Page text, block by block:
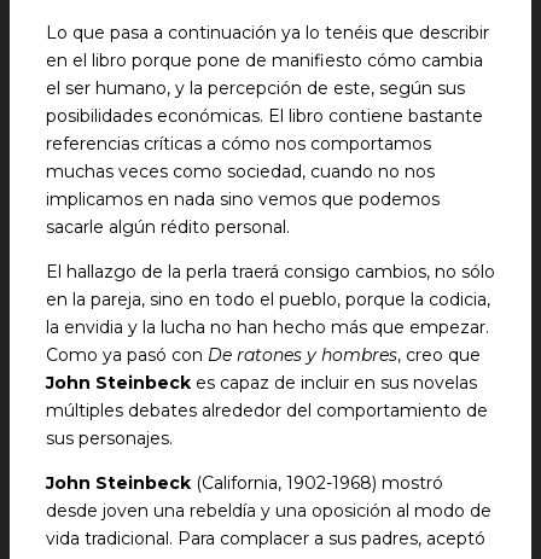
Lo que pasa a continuación ya lo tenéis que describir
en el libro porque pone de manifiesto cómo cambia
el ser humano, y la percepción de este, según sus
posibilidades económicas. El libro contiene bastante
referencias críticas a cómo nos comportamos
muchas veces como sociedad, cuando no nos
implicamos en nada sino vemos que podemos
sacarle algún rédito personal.
El hallazgo de la perla traerá consigo cambios, no sólo
en la pareja, sino en todo el pueblo, porque la codicia,
la envidia y la lucha no han hecho más que empezar.
Como ya pasó con De ratones y hombres, creo que
John Steinbeck es capaz de incluir en sus novelas
múltiples debates alrededor del comportamiento de
sus personajes.
John Steinbeck (California, 1902-1968) mostró
desde joven una rebeldía y una oposición al modo de
vida tradicional. Para complacer a sus padres, aceptó